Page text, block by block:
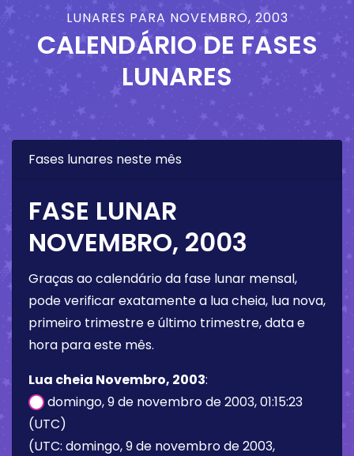
LUNARES PARA NOVEMBRO, 2003
CALENDÁRIO DE FASES
LUNARES
Fases lunares neste mês
FASE LUNAR
NOVEMBRO, 2003
Graças ao calendário da fase lunar mensal,
pode verificar exatamente a lua cheia, lua nova,
primeiro trimestre e último trimestre, data e
hora para este mês.
Lua cheia Novembro, 2003:
domingo, 9 de novembro de 2003, 01:15:23
(UTC)
(UTC: domingo, 9 de novembro de 2003,